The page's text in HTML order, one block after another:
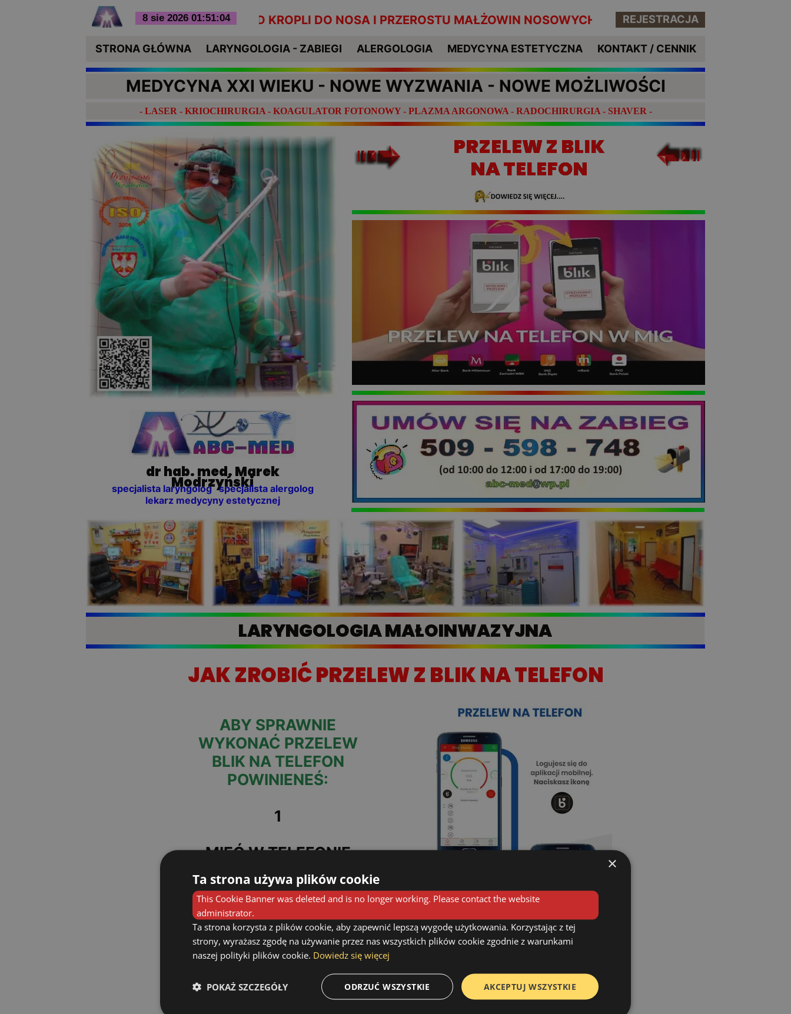
Przycisk REJESTRACJA
LECZENIE UZALEŻNIENIA OD KROPLI DO NOSA I PRZEROSTU MAŁŻOWIN NOSOWYCH (KRIOCHIRURGIA) ORAZ INNE
STRONA GŁÓWNA LARYNGOLOGIA - ZABIEGI ALERGOLOGIA MEDYCYNA ESTETYCZNA KONTAKT / CENNIK
lekarz medycyny estetycznej
specjalista laryngolog specjalista alergolog
PRZELEW Z BLIK
NA TELEFON
LARYNGOLOGIA MAŁOINWAZYJNA
dr hab. med. Marek
Modrzyński
- LASER - KRIOCHIRURGIA - KOAGULATOR FOTONOWY - PLAZMA ARGONOWA - RADOCHIRURGIA - SHAVER -
MEDYCYNA XXI WIEKU - NOWE WYZWANIA - NOWE MOŻLIWOŚCI
JAK ZROBIĆ PRZELEW Z BLIK NA TELEFON
ABY SPRAWNIE
WYKONAĆ PRZELEW
BLIK NA TELEFON
POWINIENEŚ:
1
MIEĆ W TELEFONIE
ZAINSTALOWANĄ
APLIKACJĘ SWOJEGO
BANKU
2
W USTAWIENIACH TEJ
×
Ta strona używa plików cookie
This Cookie Banner was deleted and is no longer working. Please contact the website
administrator.
Ta strona korzysta z plików cookie, aby zapewnić lepszą wygodę użytkowania. Korzystając z tej
strony, wyrażasz zgodę na używanie przez nas wszystkich plików cookie zgodnie z warunkami
naszej polityki plików cookie. Dowiedz się więcej
AKCEPTUJ WSZYSTKIE
ODRZUĆ WSZYSTKIE
POKAŻ SZCZEGÓŁY